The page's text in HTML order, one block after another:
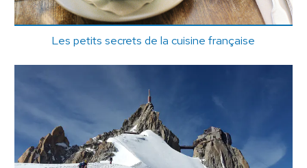
Les petits secrets de la cuisine française